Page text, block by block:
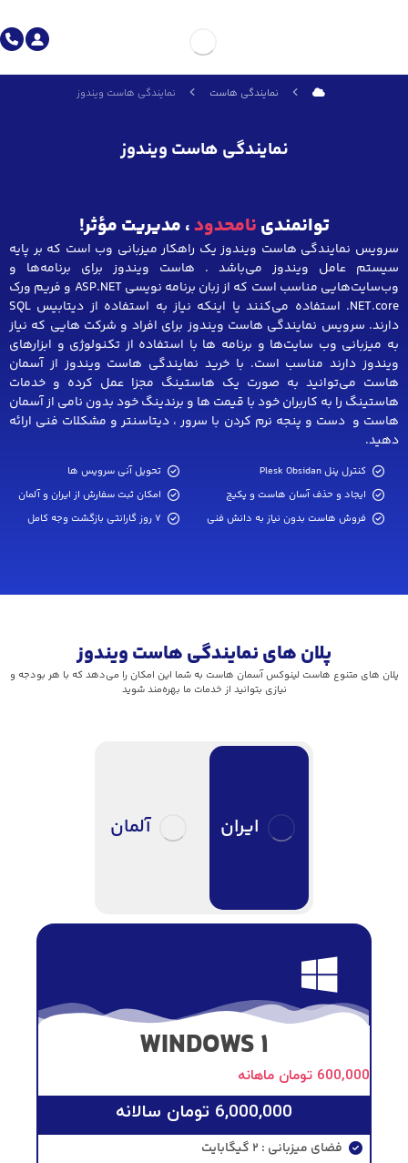
نمایندگی هاست نمایندگی هاست ویندوز
نمایندگی هاست ویندوز
توانمندینامحدود، مدیریت مؤثر!
سرویس نمایندگی هاست ویندوز یک راهکار میزبانی وب است که بر پایه
سیستم عامل ویندوز می‌باشد . هاست ویندوز برای برنامه‌ها و
وب‌سایت‌هایی مناسب است که از زبان برنامه نویسی ASP.NET و فریم ورک
NET.core. استفاده می‌کنند یا اینکه نیاز به استفاده از دیتابیس SQL
دارند. سرویس نمایندگی هاست ویندوز برای افراد و شرکت هایی که نیاز
به میزبانی وب سایت‌ها و برنامه ها با استفاده از تکنولوژی‌ و ابزارهای
ویندوز دارند مناسب است. با خرید نمایندگی هاست ویندوز از آسمان
هاست می‌توانید به صورت یک هاستینگ مجزا عمل کرده و خدمات
هاستینگ را به کاربران خود با قیمت ها و برندینگ خود بدون نامی از آسمان
هاست و دست و پنجه نرم کردن با سرور ، دیتاسنتر و مشکلات فنی ارائه
دهید.
کنترل پنل Plesk Obsidan
ایجاد و حذف آسان هاست و پکیج
فروش هاست بدون نیاز به دانش فنی
تحویل آنی سرویس ها
امکان ثبت سفارش از ایران و آلمان
7 روز گارانتی بازگشت وجه کامل
پلان های نمایندگی هاست ویندوز
پلان های متنوع هاست لینوکس آسمان هاست به شما این امکان را می‌دهد که با هر بودجه و
نیازی بتوانید از خدمات ما بهره‌مند شوید
ایران آلمان
WINDOWS 1
600,000 تومان ماهانه
6,000,000 تومان سالانه
فضای میزبانی : 2 گیگابایت